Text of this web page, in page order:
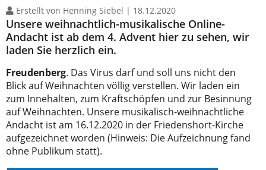
Erstellt von Henning Siebel | 18.12.2020
Unsere weihnachtlich-musikalische Online-
Andacht ist ab dem 4. Advent hier zu sehen, wir
laden Sie herzlich ein.
Freudenberg. Das Virus darf und soll uns nicht den
Blick auf Weihnachten völlig verstellen. Wir laden ein
zum Innehalten, zum Kraftschöpfen und zur Besinnung
auf Weihnachten. Unsere musikalisch-weihnachtliche
Andacht ist am 16.12.2020 in der Friedenshort-Kirche
aufgezeichnet worden (Hinweis: Die Aufzeichnung fand
ohne Publikum statt).